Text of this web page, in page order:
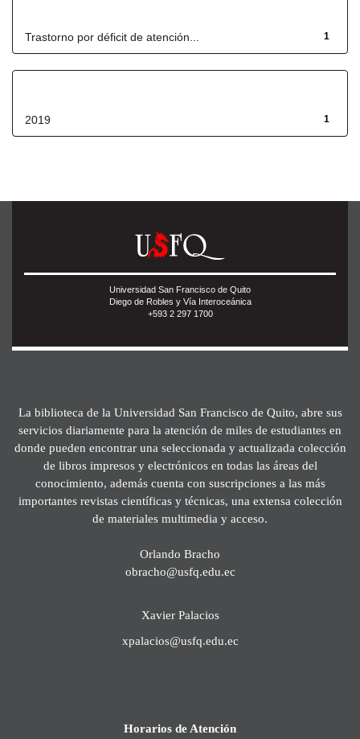
1
Trastorno por déficit de atención...
1
2019
Universidad San Francisco de Quito
Diego de Robles y Vía Interoceánica
+593 2 297 1700
La biblioteca de la Universidad San Francisco de Quito, abre sus
servicios diariamente para la atención de miles de estudiantes en
donde pueden encontrar una seleccionada y actualizada colección
de libros impresos y electrónicos en todas las áreas del
conocimiento, además cuenta con suscripciones a las más
importantes revistas científicas y técnicas, una extensa colección
de materiales multimedia y acceso.
Orlando Bracho
obracho@usfq.edu.ec
Xavier Palacios
xpalacios@usfq.edu.ec
Horarios de Atención